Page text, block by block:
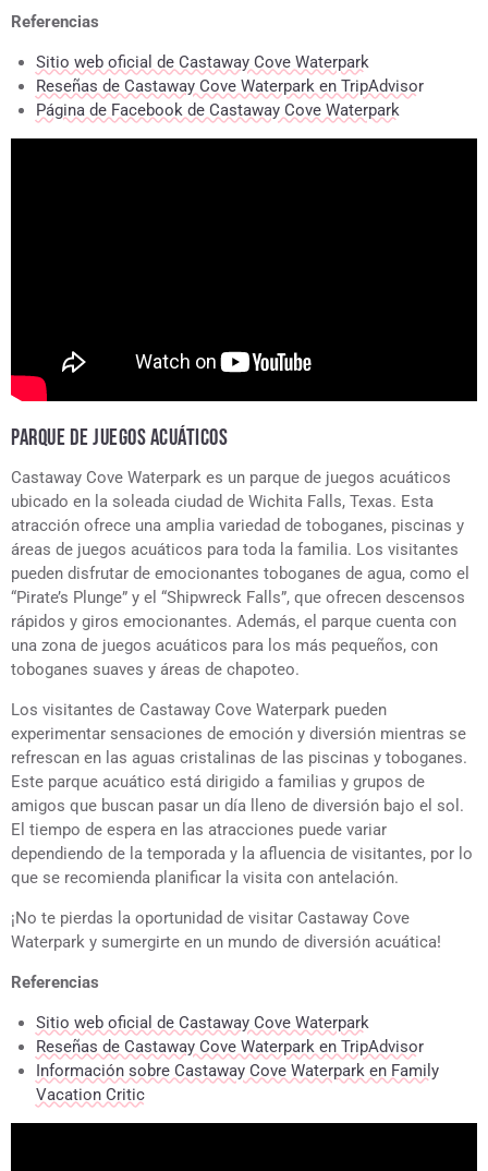
Referencias
Sitio web oficial de Castaway Cove Waterpark
Reseñas de Castaway Cove Waterpark en TripAdvisor
Página de Facebook de Castaway Cove Waterpark
PARQUE DE JUEGOS ACUÁTICOS
Castaway Cove Waterpark es un parque de juegos acuáticos
ubicado en la soleada ciudad de Wichita Falls, Texas. Esta
atracción ofrece una amplia variedad de toboganes, piscinas y
áreas de juegos acuáticos para toda la familia. Los visitantes
pueden disfrutar de emocionantes toboganes de agua, como el
“Pirate’s Plunge” y el “Shipwreck Falls”, que ofrecen descensos
rápidos y giros emocionantes. Además, el parque cuenta con
una zona de juegos acuáticos para los más pequeños, con
toboganes suaves y áreas de chapoteo.
Los visitantes de Castaway Cove Waterpark pueden
experimentar sensaciones de emoción y diversión mientras se
refrescan en las aguas cristalinas de las piscinas y toboganes.
Este parque acuático está dirigido a familias y grupos de
amigos que buscan pasar un día lleno de diversión bajo el sol.
El tiempo de espera en las atracciones puede variar
dependiendo de la temporada y la afluencia de visitantes, por lo
que se recomienda planificar la visita con antelación.
¡No te pierdas la oportunidad de visitar Castaway Cove
Waterpark y sumergirte en un mundo de diversión acuática!
Referencias
Sitio web oficial de Castaway Cove Waterpark
Reseñas de Castaway Cove Waterpark en TripAdvisor
Información sobre Castaway Cove Waterpark en Family
Vacation Critic